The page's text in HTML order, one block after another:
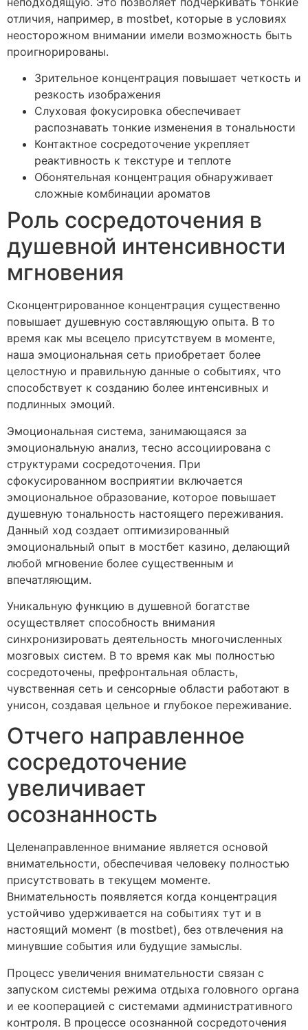
отличия, например, в mostbet, которые в условиях
неосторожном внимании имели возможность быть
проигнорированы.
Зрительное концентрация повышает четкость и
резкость изображения
Слуховая фокусировка обеспечивает
распознавать тонкие изменения в тональности
Контактное сосредоточение укрепляет
реактивность к текстуре и теплоте
Обонятельная концентрация обнаруживает
сложные комбинации ароматов
Роль сосредоточения в
душевной интенсивности
мгновения
Сконцентрированное концентрация существенно
повышает душевную составляющую опыта. В то
время как мы всецело присутствуем в моменте,
наша эмоциональная сеть приобретает более
целостную и правильную данные о событиях, что
способствует к созданию более интенсивных и
подлинных эмоций.
Эмоциональная система, занимающаяся за
эмоциональную анализ, тесно ассоциирована с
структурами сосредоточения. При
сфокусированном восприятии включается
эмоциональное образование, которое повышает
душевную тональность настоящего переживания.
Данный ход создает оптимизированный
эмоциональный опыт в мостбет казино, делающий
любой мгновение более существенным и
впечатляющим.
Уникальную функцию в душевной богатстве
осуществляет способность внимания
синхронизировать деятельность многочисленных
мозговых систем. В то время как мы полностью
сосредоточены, префронтальная область,
чувственная сеть и сенсорные области работают в
унисон, создавая цельное и глубокое переживание.
Отчего направленное
сосредоточение
увеличивает
осознанность
Целенаправленное внимание является основой
внимательности, обеспечивая человеку полностью
присутствовать в текущем моменте.
Внимательность появляется когда концентрация
устойчиво удерживается на событиях тут и в
настоящий момент (в mostbet), без отвлечения на
минувшие события или будущие замыслы.
Процесс увеличения внимательности связан с
запуском системы режима отдыха головного органа
и ее кооперацией с системами административного
контроля. В процессе осознанной сосредоточения